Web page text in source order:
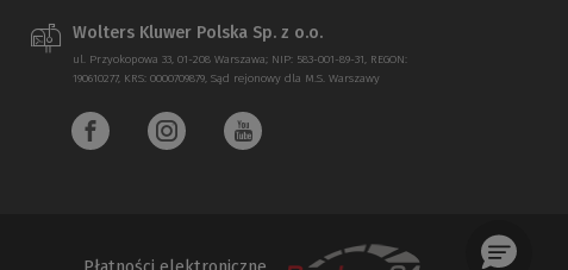
Wolters Kluwer Polska Sp. z o.o.
ul. Przyokopowa 33, 01-208 Warszawa; NIP: 583-001-89-31, REGON:
190610277, KRS: 0000709879, Sąd rejonowy dla M.S. Warszawy